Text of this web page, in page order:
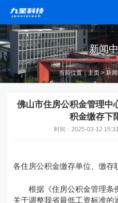
新闻
当前位置：主页>新
佛山市住房公积金管理中
积金缴存下
时间：2025-03-12
各住房公积金缴存单位、缴存
根据《住房公积金管理条
关于调整我省最低工资标准的